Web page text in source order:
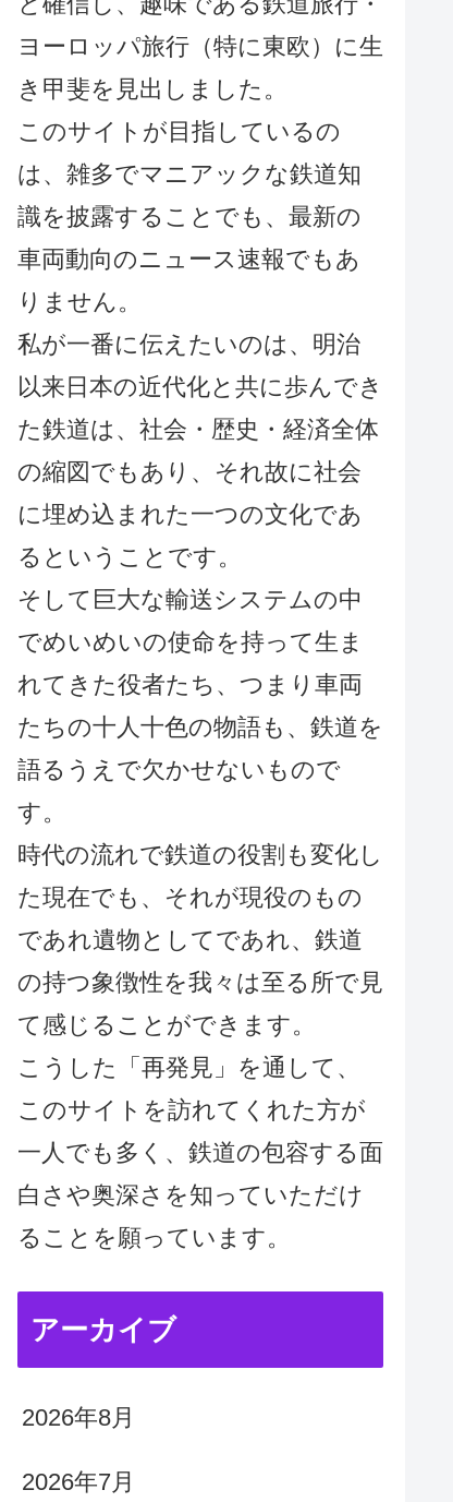
ヨーロッパ旅行（特に東欧）に生
き甲斐を見出しました。
このサイトが目指しているの
は、雑多でマニアックな鉄道知
識を披露することでも、最新の
車両動向のニュース速報でもあ
りません。
私が一番に伝えたいのは、明治
以来日本の近代化と共に歩んでき
た鉄道は、社会・歴史・経済全体
の縮図でもあり、それ故に社会
に埋め込まれた一つの文化であ
るということです。
そして巨大な輸送システムの中
でめいめいの使命を持って生ま
れてきた役者たち、つまり車両
たちの十人十色の物語も、鉄道を
語るうえで欠かせないもので
す。
時代の流れで鉄道の役割も変化し
た現在でも、それが現役のもの
であれ遺物としてであれ、鉄道
の持つ象徴性を我々は至る所で見
て感じることができます。
こうした「再発見」を通して、
このサイトを訪れてくれた方が
一人でも多く、鉄道の包容する面
白さや奥深さを知っていただけ
ることを願っています。
アーカイブ
2026年8月
2026年7月